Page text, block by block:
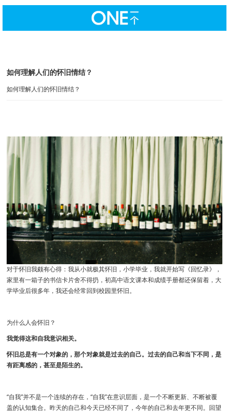
如何理解人们的怀旧情结？
如何理解人们的怀旧情结？
对于怀旧我颇有心得：我从小就极其怀旧，小学毕业，我就开始写《回忆录》，
家里有一箱子的书信卡片舍不得扔，初高中语文课本和成绩手册都还保留着，大
学毕业后很多年，我还会经常回到校园里怀旧。
为什么人会怀旧？
我觉得这和自我意识相关。
怀旧总是有一个对象的，那个对象就是过去的自己。过去的自己和当下不同，是
有距离感的，甚至是陌生的。
“自我”并不是一个连续的存在，“自我”在意识层面，是一个不断更新、不断被覆
盖的认知集合。昨天的自己和今天已经不同了，今年的自己和去年更不同。回望